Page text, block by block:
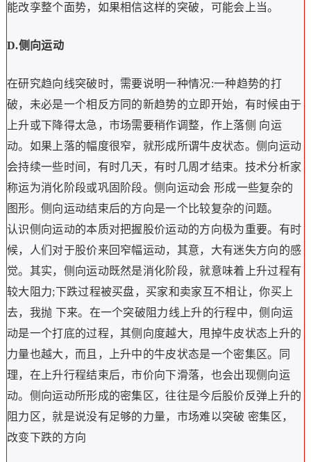
能改孪整个面势，如果相信这样的突破，可能会上当。
D.侧向运动
在研究趋向线突破时，需要说明一种情况:一种趋势的打
破，未必是一个相反方同的新趋势的立即开始，有时候由于
上升或下降得太急，市场需要稍作调整，作上落侧 向运
动。如果上落的幅度很窄，就形成所谓牛皮状态。侧向运动
会持续一些时间，有时几天，有时几周才结束。技术分析家
称运为消化阶段或巩固阶段。侧向运动会 形成一些复杂的
图形。侧向运动结束后的方向是一个比较复杂的问题。
认识侧向运动的本质对把握股价运动的方向极为重要。有时
候，人们对于股价来回窄幅运动，其意，大有迷失方向的感
觉。其实，侧向运动既然是消化阶段，就意味着上升过程有
较大阻力;下跌过程被买盘，买家和卖家互不相让，你买上
去，我抛 下来。在一个突破阻力线上升的行程中，侧向运
动是一个打底的过程，其侧向度越大，甩掉牛皮状态上升的
力量也越大，而且，上升中的牛皮状态是一个密集区。同
理，在上升行程结束后，市价向下滑落，也会出现侧向运
动。侧向运动所形成的密集区，往往是今后股价反弹上升的
阻力区，就是说没有足够的力量，市场难以突破 密集区，
改变下跌的方向